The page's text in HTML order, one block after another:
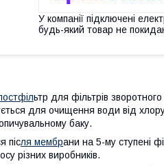
У компанії підключені
будь-який товар не
ьтр для фільтрів
для очищення води від
баку.
після мембрани на 5-му ступені
різних виробників.